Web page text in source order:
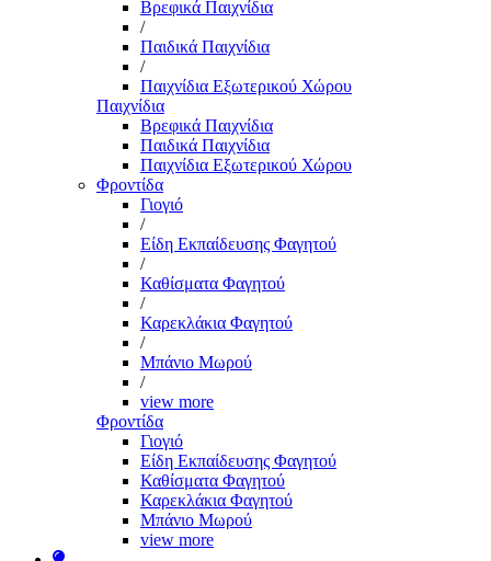
Βρεφικά Παιχνίδια
/
Παιδικά Παιχνίδια
/
Παιχνίδια Εξωτερικού Χώρου
Παιχνίδια
Βρεφικά Παιχνίδια
Παιδικά Παιχνίδια
Παιχνίδια Εξωτερικού Χώρου
Φροντίδα
Γιογιό
/
Είδη Εκπαίδευσης Φαγητού
/
Καθίσματα Φαγητού
/
Καρεκλάκια Φαγητού
/
Μπάνιο Μωρού
/
view more
Φροντίδα
Γιογιό
Είδη Εκπαίδευσης Φαγητού
Καθίσματα Φαγητού
Καρεκλάκια Φαγητού
Μπάνιο Μωρού
view more